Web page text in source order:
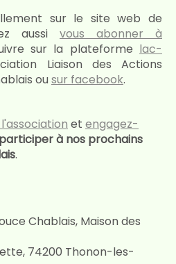
sur le site web de
aussi vous abonner à
sur la plateforme lac-
Liaison des Actions
ousur facebook.
et engagez-
participer à nos prochains
.
Chablais, Maison des
74200 Thonon-les-